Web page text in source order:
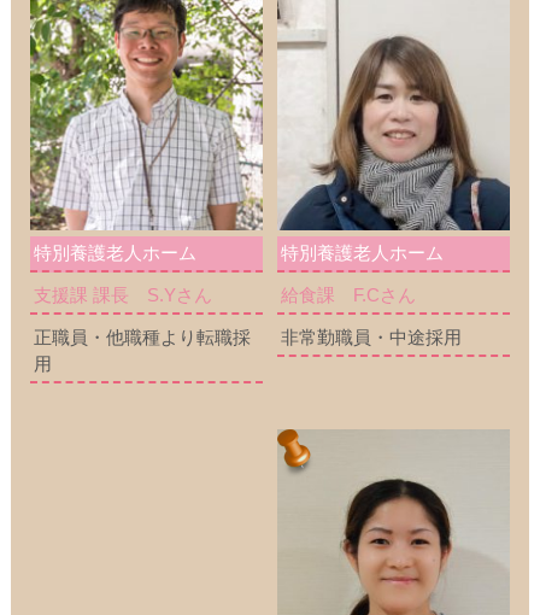
特別養護老人ホーム
支援課 課長 S.Yさん
正職員・他職種より転職採
用
特別養護老人ホーム
給食課 F.Cさん
非常勤職員・中途採用